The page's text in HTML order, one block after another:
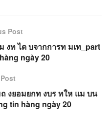
Post
งท ได บจากการท มเท_part
ngày 20
งยอมยกท งบร ทให แม บน
tin hàng ngày 20